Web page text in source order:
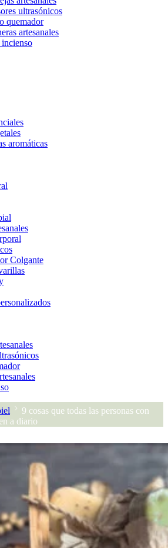
ultrasónicos
quemador
artesanales
incienso
aromáticas
Colgante
9 cosas que todas las personas con
a diario